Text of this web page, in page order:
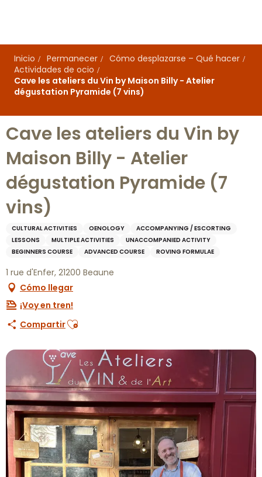
principal
Inicio
Permanecer
Cómo desplazarse – Qué hacer
Actividades de ocio
Cave les ateliers du Vin by Maison Billy - Atelier
dégustation Pyramide (7 vins)
Cave les ateliers du Vin by
Maison Billy - Atelier
dégustation Pyramide (7
vins)
CULTURAL ACTIVITIES OENOLOGY
ACCOMPANYING / ESCORTING
LESSONS
MULTIPLE ACTIVITIES
UNACCOMPANIED ACTIVITY
BEGINNERS COURSE
ADVANCED COURSE ROVING FORMULAE
1 rue d'Enfer, 21200 Beaune
Cómo llegar
¡Voy en tren!
CompartirAjouter aux favoris